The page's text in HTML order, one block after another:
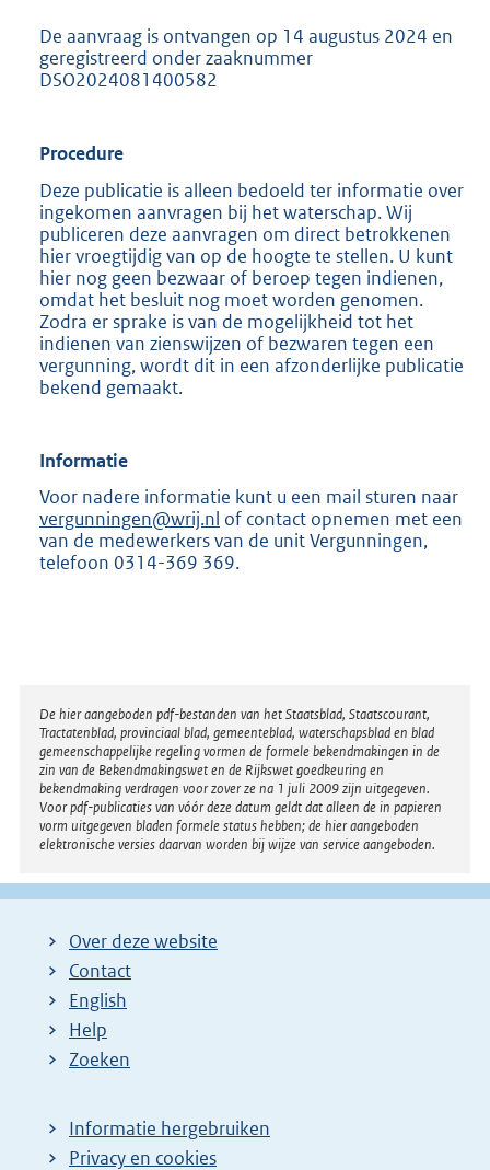
0
5
De aanvraag is ontvangen op 14 augustus 2024 en
geregistreerd onder zaaknummer
DSO2024081400582
Procedure
Deze publicatie is alleen bedoeld ter informatie over
ingekomen aanvragen bij het waterschap. Wij
publiceren deze aanvragen om direct betrokkenen
hier vroegtijdig van op de hoogte te stellen. U kunt
hier nog geen bezwaar of beroep tegen indienen,
omdat het besluit nog moet worden genomen.
Zodra er sprake is van de mogelijkheid tot het
indienen van zienswijzen of bezwaren tegen een
vergunning, wordt dit in een afzonderlijke publicatie
bekend gemaakt.
Informatie
Voor nadere informatie kunt u een mail sturen naar
vergunningen@wrij.nl of contact opnemen met een
van de medewerkers van de unit Vergunningen,
telefoon 0314-369 369.
Disclaimer
De hier aangeboden pdf-bestanden van het Staatsblad, Staatscourant,
Tractatenblad, provinciaal blad, gemeenteblad, waterschapsblad en blad
gemeenschappelijke regeling vormen de formele bekendmakingen in de
zin van de Bekendmakingswet en de Rijkswet goedkeuring en
bekendmaking verdragen voor zover ze na 1 juli 2009 zijn uitgegeven.
Voor pdf-publicaties van vóór deze datum geldt dat alleen de in papieren
vorm uitgegeven bladen formele status hebben; de hier aangeboden
elektronische versies daarvan worden bij wijze van service aangeboden.
Over deze website
Contact
English
Help
Zoeken
Informatie hergebruiken
Privacy en cookies